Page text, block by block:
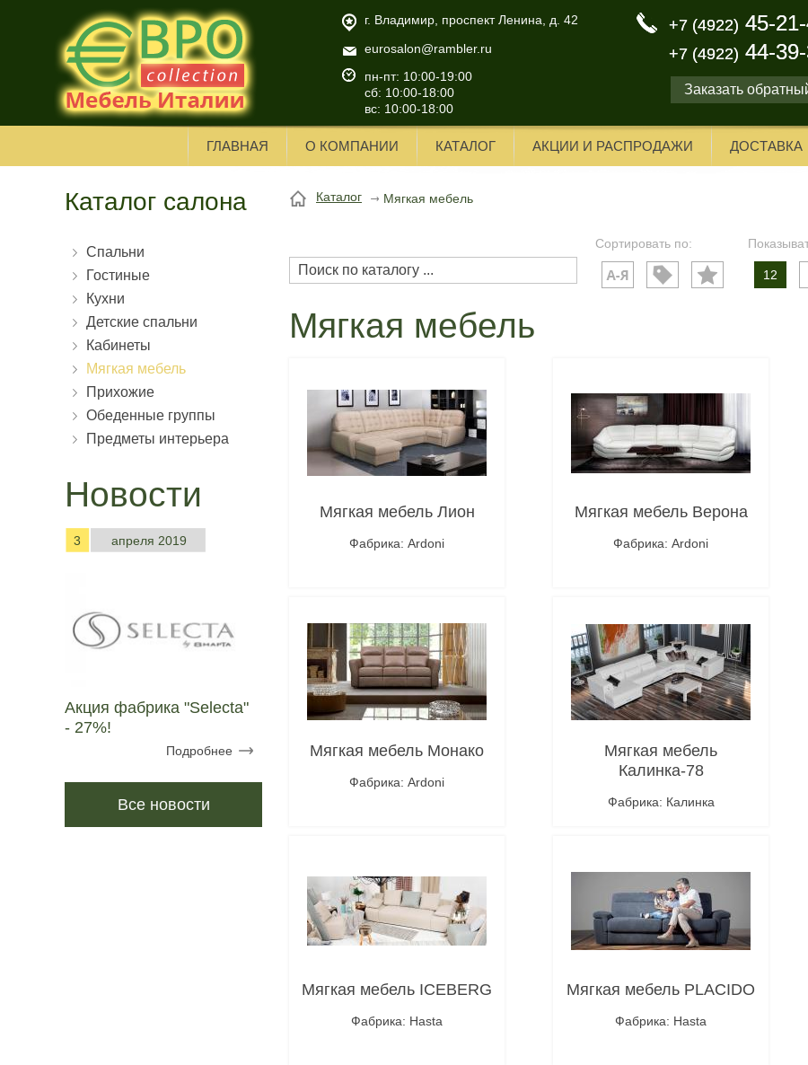
+7 (4922) 45-
+7 (4922) 44-
eurosalon@rambler.ru
г. Владимир, проспект Ленина, д. 42
пн-пт: 10:00-19:00
сб: 10:00-18:00
вс: 10:00-18:00
Заказать
+7 (4922) 45-
+7 (4922) 44-
ГЛАВНАЯ О КОМПАНИИ КАТАЛОГ АКЦИИ И РАСПРОДАЖИ ДОСТАВКА
Каталог салона
Спальни
Гостиные
Кухни
Детские спальни
Кабинеты
Мягкая мебель
Прихожие
Обеденные группы
Предметы интерьера
Новости
3 апреля 2019
Акция фабрика "Selecta"
- 27%!
Подробнее
Все новости
Каталог Мягкая мебель
Сортировать по:
12
Мягкая мебель
Мягкая мебель Лион
Фабрика: Ardoni
Мягкая мебель Верона
Фабрика: Ardoni
Мягкая мебель Монако
Фабрика: Ardoni
Мягкая мебель
Калинка-78
Фабрика: Калинка
Мягкая мебель ICEBERG
Фабрика: Hasta
Мягкая мебель PLACIDO
Фабрика: Hasta